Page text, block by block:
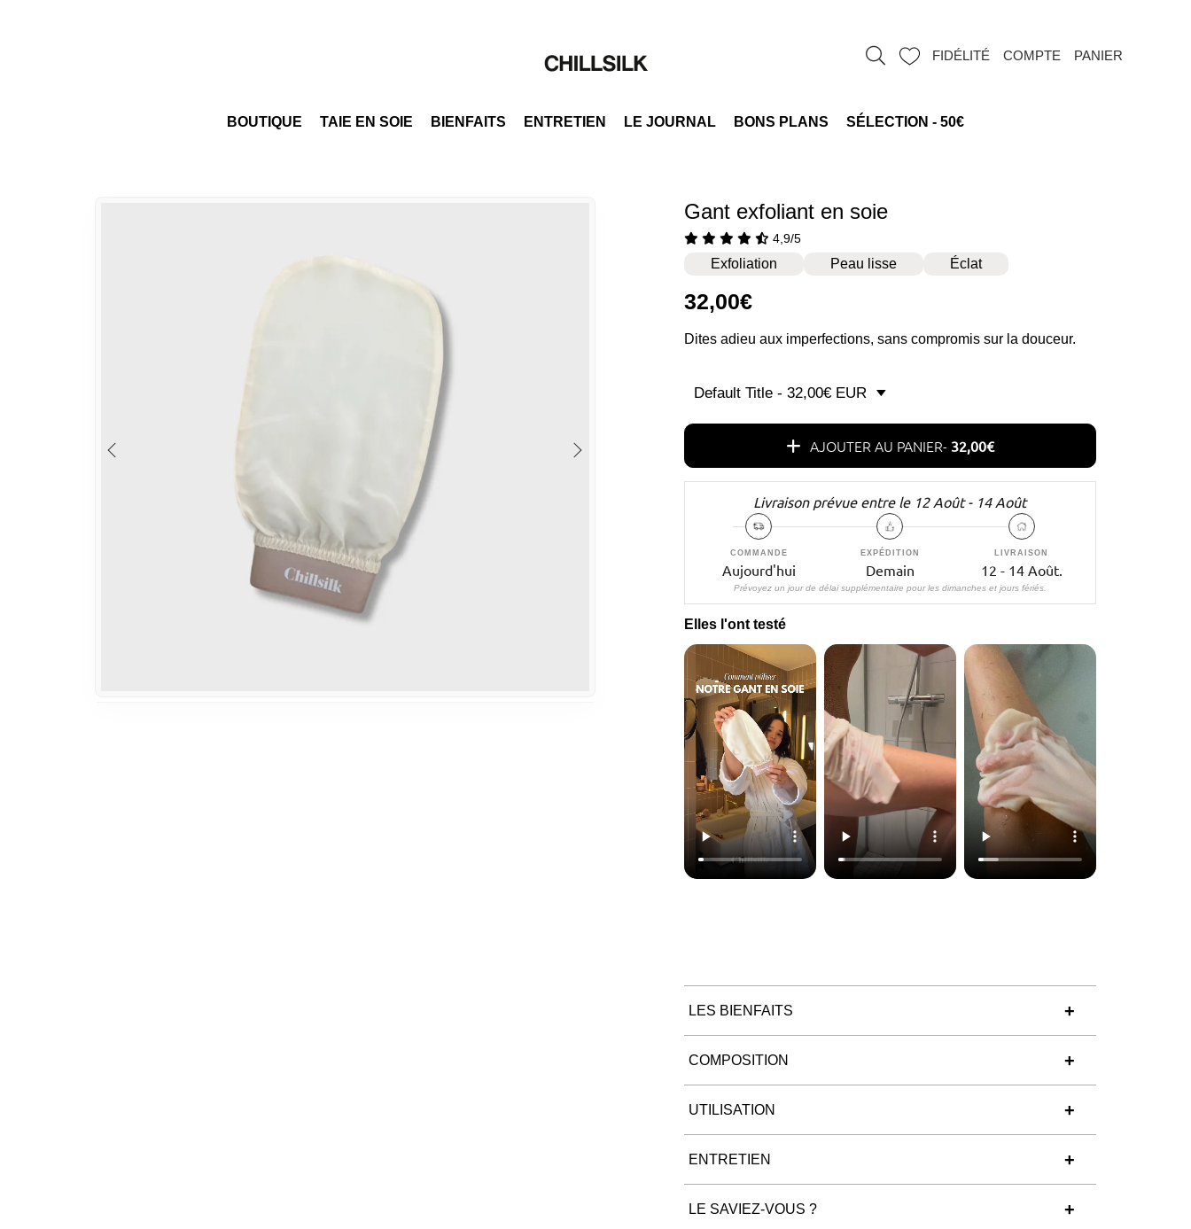
Ã
FIDÉLITÉ COMPTE PANIER
BOUTIQUE TAIE EN SOIE BIENFAITS ENTRETIEN LE JOURNAL BONS PLANS SÉLECTION - 50€
Gant exfoliant en soie
4,9/5
Exfoliation Peau lisse Éclat
32,00€
Dites adieu aux imperfections, sans compromis sur la douceur.
AJOUTER AU PANIER- 32,00€
Livraison prévue entre le 12 Août - 14 Août
COMMANDE
Aujourd'hui
EXPÉDITION
Demain
LIVRAISON
12 - 14 Août.
Prévoyez un jour de délai supplémentaire pour les dimanches et jours fériés.
Elles l'ont testé
LES BIENFAITS
COMPOSITION
UTILISATION
ENTRETIEN
LE SAVIEZ-VOUS ?